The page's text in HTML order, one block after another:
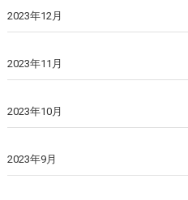
2023年12月
2023年11月
2023年10月
2023年9月